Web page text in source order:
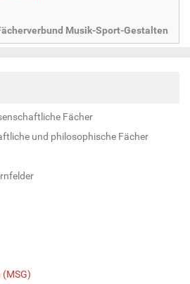
Musik-Sport-Gestalten
Fächer
und philosophische Fächer